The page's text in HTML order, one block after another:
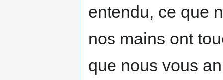
entendu, ce que
nos mains ont
que nous vous